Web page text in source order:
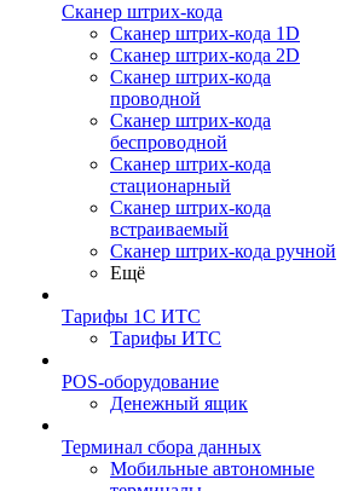
Сканер штрих-кода
Сканер штрих-кода 1D
Сканер штрих-кода 2D
Сканер штрих-кода
проводной
Сканер штрих-кода
беспроводной
Сканер штрих-кода
стационарный
Сканер штрих-кода
встраиваемый
Сканер штрих-кода ручной
Ещё
Тарифы 1С ИТС
Тарифы ИТС
POS-оборудование
Денежный ящик
Терминал сбора данных
Мобильные автономные